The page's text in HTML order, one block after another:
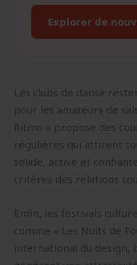
Explorer de
Les clubs de danse
pour les amateurs de
Ritmo » propose des
régulières qui attirent
solide, active et
critères des relations
Enfin, les festivals
comme « Les Nuits de
international du design,